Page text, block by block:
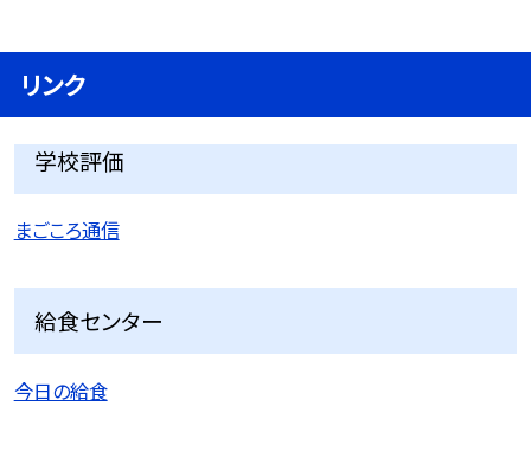
リンク
学校評価
まごころ通信
給食センター
今日の給食